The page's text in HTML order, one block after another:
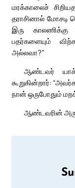
மரக்காலைச்
தராசினால் மோசடி
இரு காலணிக்கு
பதர்களையும்
அல்லவா?”
ஆண்டவர்
கூறுகின்றார்:
நான் ஒருபோதும்
ஆண்டவரின்